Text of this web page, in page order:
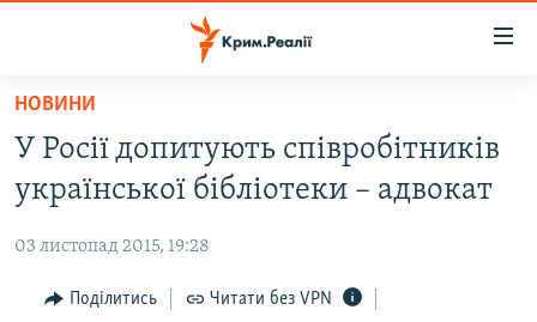
Перейти
основного
матеріалу
Перейти
до
навігації
ВОДА.КРИМ
ВІДЕО ТА ФОТО
ПОЛІТИКА
БЛОГИ
НОВИНИ
У Росії допитують співробітників
української бібліотеки – адвокат
03 листопад 2015, 19:28
Поділитись Читати без VPN